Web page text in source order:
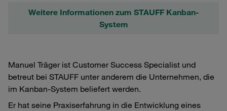
Weitere Informationen zum STAUFF Kanban-
System
Manuel Träger ist Customer Success Specialist und
betreut bei STAUFF unter anderem die Unternehmen, die
im Kanban-System beliefert werden.
Er hat seine Praxiserfahrung in die Entwicklung eines